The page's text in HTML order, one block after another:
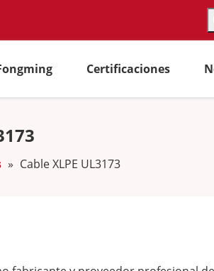
Certificaciones
» Cable XLPE UL3173